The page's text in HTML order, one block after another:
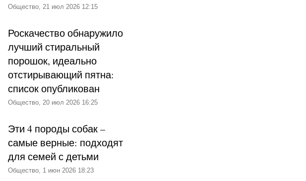
Общество, 21 июл 2026 12:15
Роскачество обнаружило
лучший стиральный
порошок, идеально
отстирывающий пятна:
список опубликован
Общество, 20 июл 2026 16:25
Эти 4 породы собак –
самые верные: подходят
для семей с детьми
Общество, 1 июн 2026 18:23